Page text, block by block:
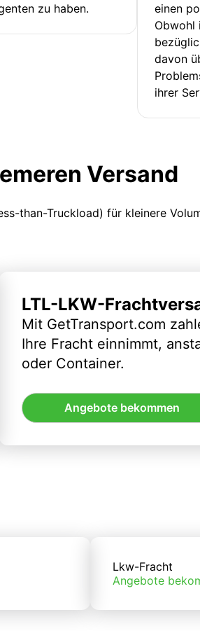
zu haben.
einen
Obwohl
davon
ihrer
Versand
than-Truckload) für kleinere
LTL-LKW-
Mit GetTransport.com
Ihre Fracht einnimmt,
oder Container.
Angebote bekommen
Lkw-Fracht
Angebote